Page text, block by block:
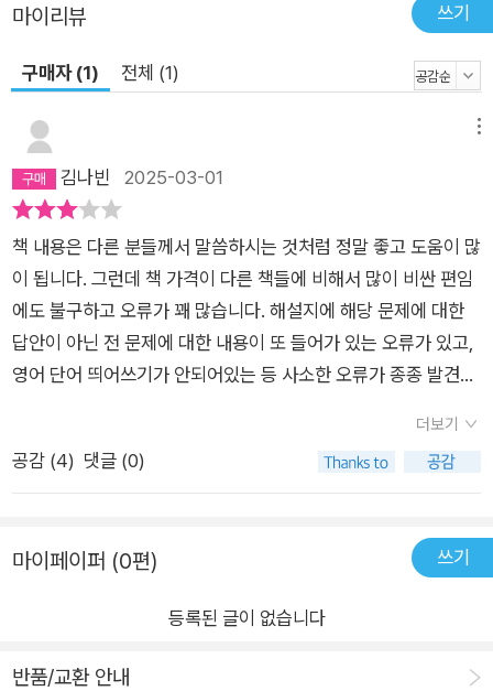
마이리뷰 쓰기
구매자 (1) 전체 (1)
김나빈 2025-03-01
책 내용은 다른 분들께서 말씀하시는 것처럼 정말 좋고 도움이 많
이 됩니다. 그런데 책 가격이 다른 책들에 비해서 많이 비싼 편임
에도 불구하고 오류가 꽤 많습니다. 해설지에 해당 문제에 대한
답안이 아닌 전 문제에 대한 내용이 또 들어가 있는 오류가 있고,
영어 단어 띄어쓰기가 안되어있는 등 사소한 오류가 종종 발견되
있는 것은 꽤 실망스럽습니다. 검수에 조금 더 신경을 써서 개정
해주시면 좋겠습니다.
더보기
공감 (4) 댓글 (0)
마이페이퍼 (0편) 쓰기
등록된 글이 없습니다
반품/교환 안내